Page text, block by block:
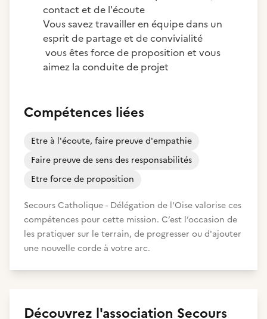
contact et de l'écoute
Vous savez travailler en équipe dans un
esprit de partage et de convivialité
vous êtes force de proposition et vous
aimez la conduite de projet
Compétences liées
Etre à l'écoute, faire preuve d'empathie
Faire preuve de sens des responsabilités
Etre force de proposition
Secours Catholique - Délégation de l'Oise valorise ces
compétences pour cette mission. C’est l’occasion de
les pratiquer sur le terrain, de progresser ou d'ajouter
une nouvelle corde à votre arc.
Découvrez l'association Secours